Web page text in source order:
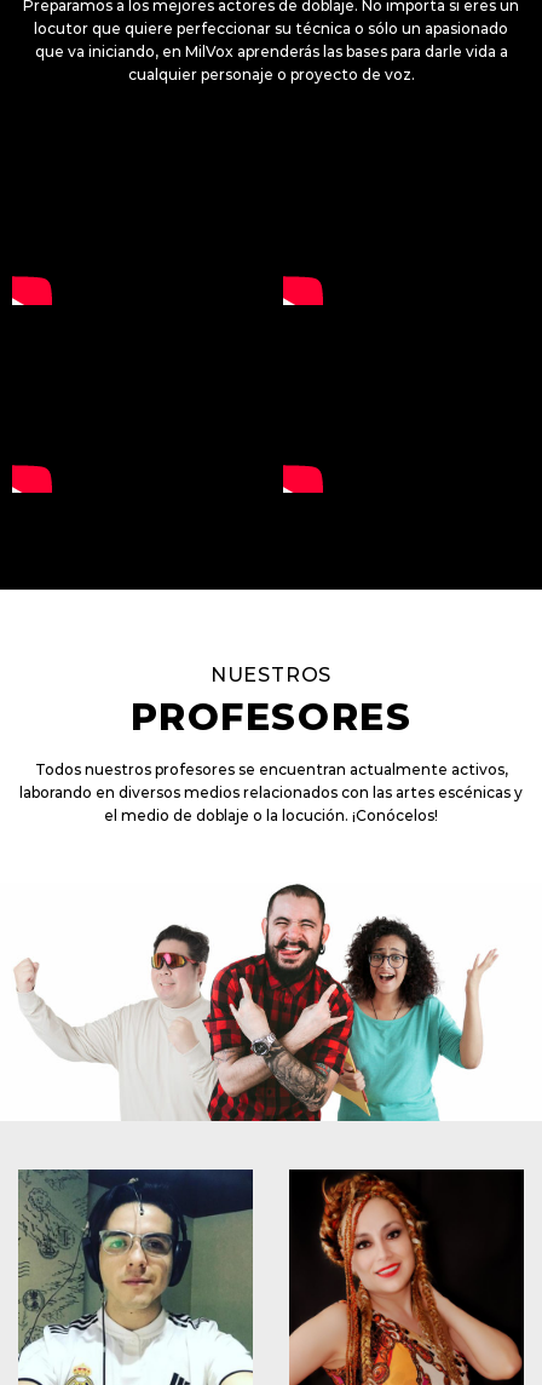
Preparamos a los mejores actores de doblaje. No importa si eres un
locutor que quiere perfeccionar su técnica o sólo un apasionado
que va iniciando, en MilVox aprenderás las bases para darle vida a
cualquier personaje o proyecto de voz.
NUESTROS
PROFESORES
Todos nuestros profesores se encuentran actualmente activos,
laborando en diversos medios relacionados con las artes escénicas y
el medio de doblaje o la locución. ¡Conócelos!